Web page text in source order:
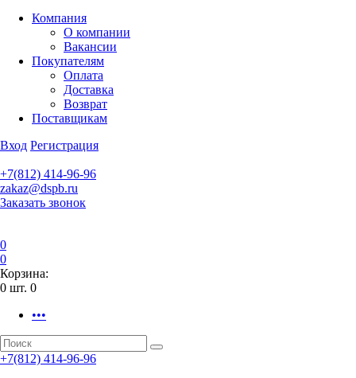
Компания
О компании
Вакансии
Покупателям
Оплата
Доставка
Возврат
Поставщикам
Вход Регистрация
+7(812) 414-96-96
zakaz@dspb.ru
Заказать звонок
0
0
Корзина:
0 шт. 0
•••
+7(812) 414-96-96